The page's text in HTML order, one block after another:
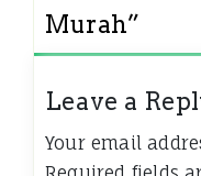
Murah”
Leave a
Your email